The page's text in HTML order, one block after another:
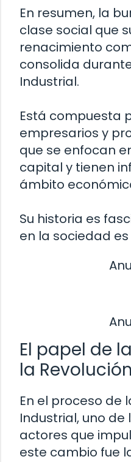
En resumen, la
clase social que
renacimiento
consolida
Industrial.
Está compuesta
empresarios y
que se enfocan
capital y tienen
ámbito
Su historia es
en la sociedad
El papel de
la
En el proceso de
Industrial, uno de
actores que
este cambio fue